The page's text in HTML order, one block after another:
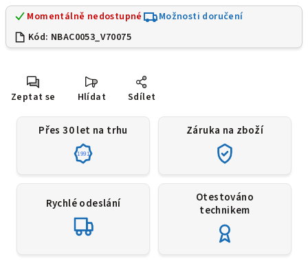
Momentálně nedostupné
Možnosti doručení
Kód: NBAC0053_V70075
Zeptat se Hlídat Sdílet
Přes 30 let na trhu
1991
Záruka na zboží
Rychlé odeslání
Otestováno
technikem